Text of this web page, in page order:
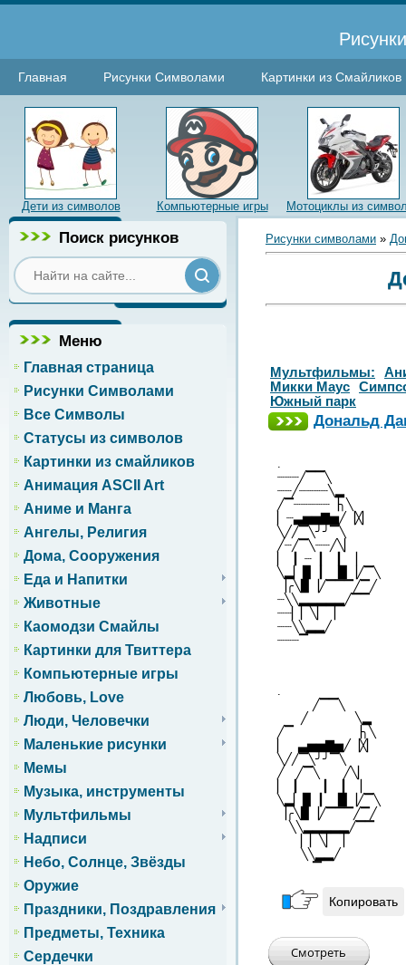
Главная Рисунки Символами Картинки из Смайликов
Дети из символов Компьютерные игры Мотоциклы из
Поиск рисунков
Меню
Главная страница
Рисунки Символами
Все Символы
Статусы из символов
Картинки из смайликов
Анимация ASCII Art
Аниме и Манга
Ангелы, Религия
Дома, Сооружения
Еда и Напитки
Животные
Каомодзи Смайлы
Картинки для Твиттера
Компьютерные игры
Любовь, Love
Люди, Человечки
Маленькие рисунки
Мемы
Музыка, инструменты
Мультфильмы
Надписи
Небо, Солнце, Звёзды
Оружие
Праздники, Поздравления
Предметы, Техника
Сердечки
Рисунки символами »
Мультфильмы:
Микки Маус
Южный парк
Дональд
┈┈┈╱▔▔╲
┈┈╱┈┈┈┈╲▂
╱▔┈┈┈┈┈▕╮╲
▏┈▃▅▅▇▅╱▕╳▏
╲╱╱▔╲╯╯▔╲
╱┈╱▔╲┈┈╱╲▏
▏▕▏┈▕▏▕▏▕
╲▂▏▉▕▏▕▉▕╱▔╲
▕╭╲▉▕╱▔▔▔╱▔╱
┈╲╲▂▂▂▂▂╱▔▔
┈┈▏▏╲▏▕
┈┈╲╲▂▂╱
┈┈┈▔
.
╱▔▔╲
╱ ╲▂
╱▔ ▕╮╲
▏ ▃▅▅▇▅╱▕╳▏
╲╱╱▔╲╯╯▔╲
╱ ╱▔╲ ╱╲▏
╲▂▏▉▕▏▕▉▕╱▔╲
▕╭╲▉▕╱▔▔▔╱▔╱
╲╲▂▂▂▂▂╱▔▔
▏▏╲▏▕
╲╲▂▂╱
▔
Копировать